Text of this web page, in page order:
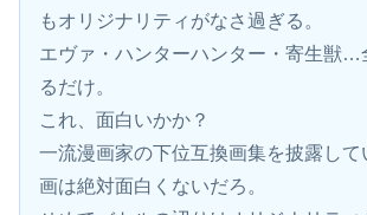
もオリジナリティがなさ過ぎる。
エヴァ・ハンターハンター・寄生獣…
るだけ。
これ、面白いかか？
一流漫画家の下位互換画集を披露して
画は絶対面白くないだろ。